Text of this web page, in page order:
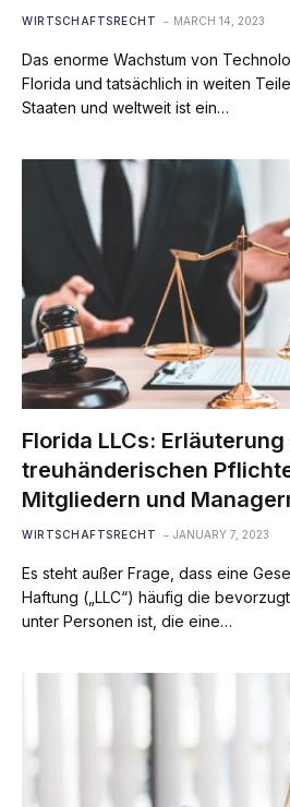
WIRTSCHAFTSRECHT MARCH 14, 2023
Das enorme Wachstum von
Florida und tatsächlich in weiten
Staaten und weltweit ist ein…
Florida LLCs: Erläuterung
treuhänderischen
Mitgliedern und
WIRTSCHAFTSRECHT JANUARY 7, 2023
Es steht außer Frage, dass eine
Haftung („LLC“) häufig die
unter Personen ist, die eine…